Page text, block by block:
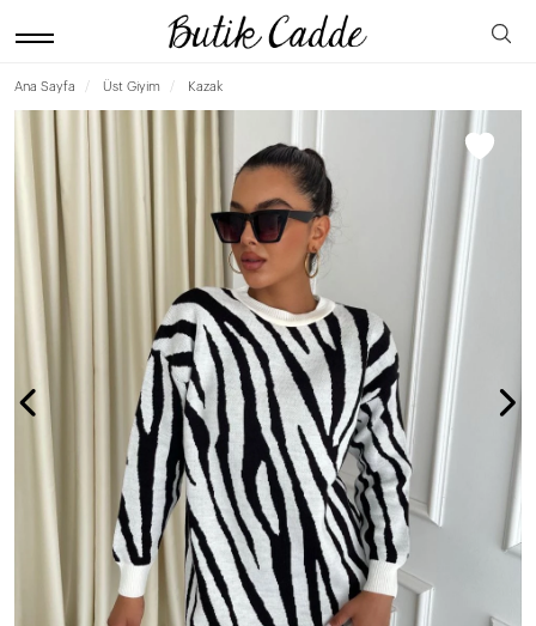
Ana Sayfa Üst Giyim Kazak